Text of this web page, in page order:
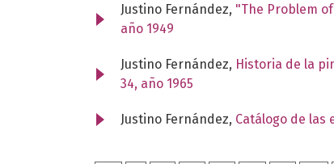
Justino Fernández, "The Problem
año 1949
Justino Fernández, Historia de la
34, año 1965
Justino Fernández, Catálogo de las